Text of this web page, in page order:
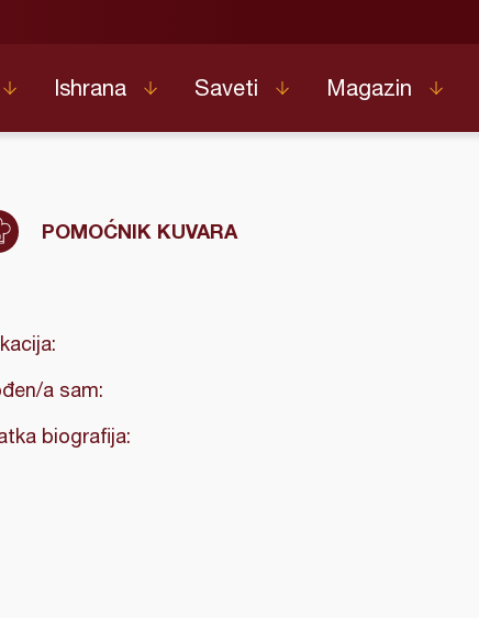
Ishrana Saveti Magazin
POMOĆNIK KUVARA
a sam:
biografija: